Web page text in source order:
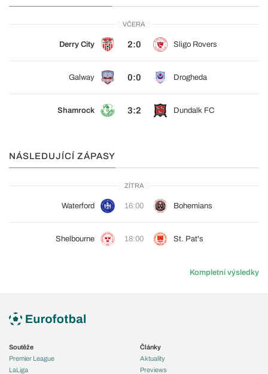
VČERA
Derry City 2:0 Sligo Rovers
Galway 0:0 Drogheda
Shamrock 3:2 Dundalk FC
NÁSLEDUJÍCÍ ZÁPASY
ZÍTRA
Waterford 16:00 Bohemians
Shelbourne 18:00 St. Pat's
Kompletní výsledky
Soutěže
Premier League
LaLiga
Články
Aktuality
Previews